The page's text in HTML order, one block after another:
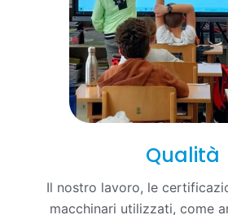
Qualità
Il nostro lavoro, le
macchinari utilizzati, come